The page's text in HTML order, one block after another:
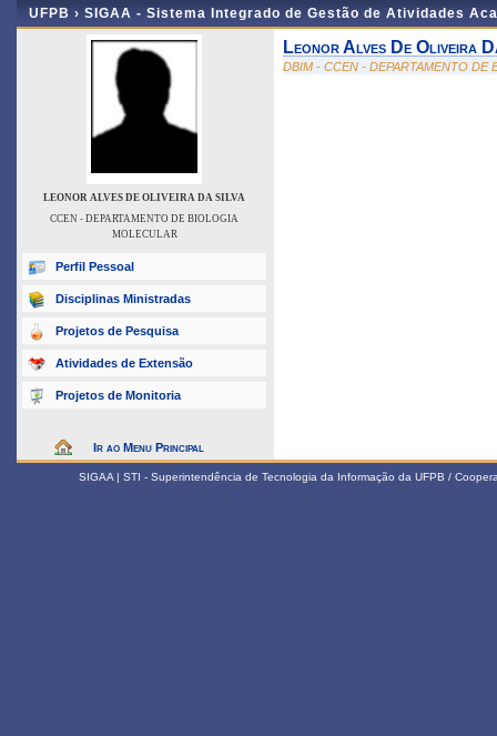
UFPB › SIGAA - Sistema Integrado de Gestão de Atividades
LEONOR ALVES DE OLIVEIRA DA SILVA
CCEN - DEPARTAMENTO DE BIOLOGIA
MOLECULAR
Perfil Pessoal
Disciplinas Ministradas
Projetos de Pesquisa
Atividades de Extensão
Projetos de Monitoria
Ir ao Menu Principal
Leonor Alves De Oliveira
DBIM - CCEN - DEPARTAMENTO DE
SIGAA | STI - Superintendência de Tecnologia da Informação da UFPB /